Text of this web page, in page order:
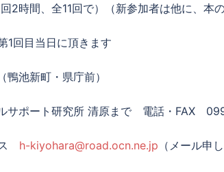
間、全11回で）（新参加者は他に、本の
日に頂きます
新町・県庁前）
ポート研究所 清原まで 電話・FAX
h-kiyohara@road.ocn.ne.jp （メール申